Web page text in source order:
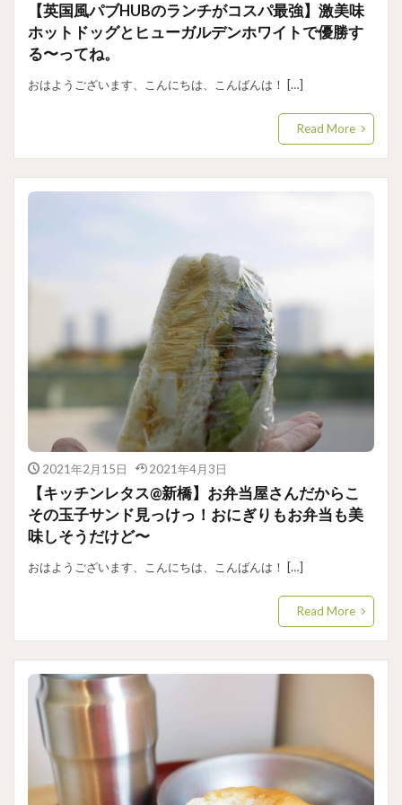
【英国風パブHUBのランチがコスパ最強】激美味
ホットドッグとヒューガルデンホワイトで優勝す
る〜ってね。
おはようございます、こんにちは、こんばんは！ […]
Read More
2021年2月15日 2021年4月3日
【キッチンレタス@新橋】お弁当屋さんだからこ
その玉子サンド見っけっ！おにぎりもお弁当も美
味しそうだけど〜
おはようございます、こんにちは、こんばんは！ […]
Read More